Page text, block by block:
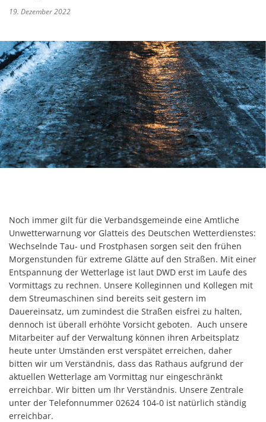
19. Dezember 2022
Noch immer gilt für die Verbandsgemeinde eine Amtliche
Unwetterwarnung vor Glatteis des Deutschen Wetterdienstes:
Wechselnde Tau- und Frostphasen sorgen seit den frühen
Morgenstunden für extreme Glätte auf den Straßen. Mit einer
Entspannung der Wetterlage ist laut DWD erst im Laufe des
Vormittags zu rechnen. Unsere Kolleginnen und Kollegen mit
dem Streumaschinen sind bereits seit gestern im
Dauereinsatz, um zumindest die Straßen eisfrei zu halten,
dennoch ist überall erhöhte Vorsicht geboten. Auch unsere
Mitarbeiter auf der Verwaltung können ihren Arbeitsplatz
heute unter Umständen erst verspätet erreichen, daher
bitten wir um Verständnis, dass das Rathaus aufgrund der
aktuellen Wetterlage am Vormittag nur eingeschränkt
erreichbar. Wir bitten um Ihr Verständnis. Unsere Zentrale
unter der Telefonnummer 02624 104-0 ist natürlich ständig
erreichbar.